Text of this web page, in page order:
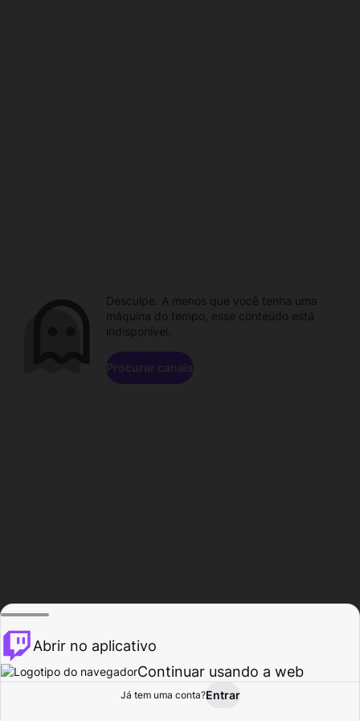
Procurar Atividade
Desculpe. A menos que você tenha uma
máquina do tempo, esse conteúdo está
indisponível.
Procurar canais
Abrir no aplicativo
Continuar usando a web
Já tem uma conta?Entrar